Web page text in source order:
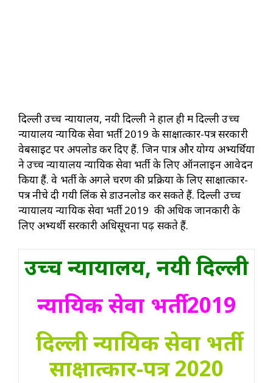
दिल्ली उच्च न्यायालय, नयी दिल्ली ने हाल ही में दिल्ली उच्च
न्यायालय न्यायिक सेवा भर्ती 2019 के साक्षात्कार-पत्र सरकारी
वेबसाइट पर अपलोड कर दिए हैं. जिन पात्र और योग्य अभ्यर्थियों
ने उच्च न्यायालय न्यायिक सेवा भर्ती के लिए ऑनलाइन आवेदन
किया हैं. वे भर्ती के अगले चरण की प्रक्रिया के लिए साक्षात्कार-
पत्र नीचे दी गयी लिंक से डाउनलोड कर सकते हैं. दिल्ली उच्च
न्यायालय न्यायिक सेवा भर्ती 2019 की अधिक जानकारी के
लिए अभ्यर्थी सरकारी अधिसूचना पढ़ सकते हैं.
उच्च न्यायालय, नयी दिल्ली
न्यायिक सेवा भर्ती 2019
दिल्ली न्यायिक सेवा भर्ती
साक्षात्कार-पत्र 2020